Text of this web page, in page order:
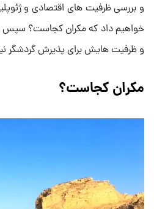
و بررسی ظرفیت های اقتصادی و
خواهیم داد که مکران کجاست؟ سپس
و ظرفیت هایش برای پذیرش گردشگر
مکران کجاست؟